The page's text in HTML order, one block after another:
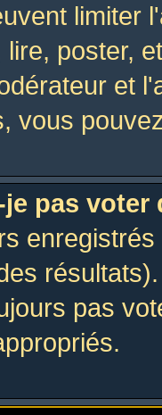
limiter
poster,
et
vous
pas voter
pas